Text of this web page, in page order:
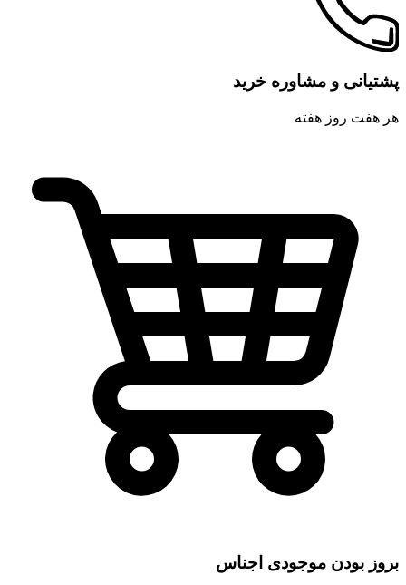
پشتیانی و مشاوره خرید
هر هفت روز هفته
بروز بودن موجودی اجناس